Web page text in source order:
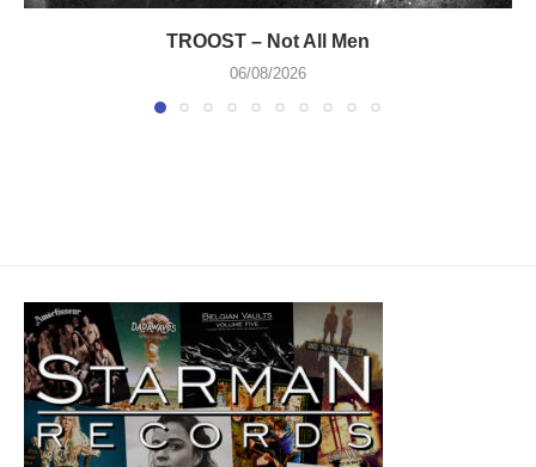
TROOST – Not All Men
06/08/2026